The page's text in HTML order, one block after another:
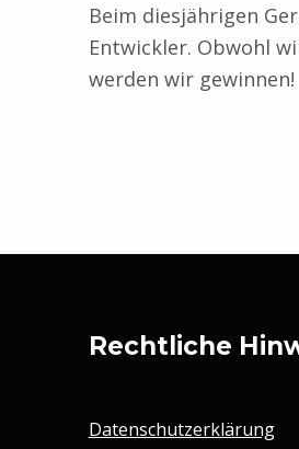
Beim diesjährigen
Entwickler. Obwohl
werden wir gewinnen!
Rechtliche
Datenschutzerklärung